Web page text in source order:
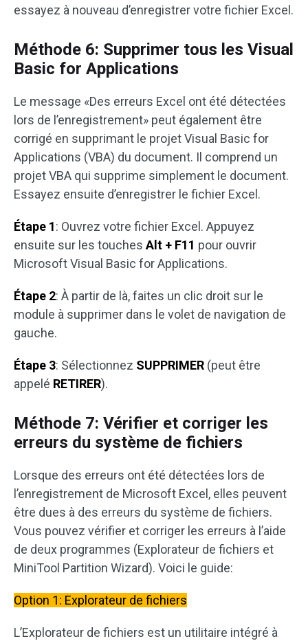
essayez à nouveau d’enregistrer votre fichier Excel.
Méthode 6: Supprimer tous les Visual
Basic for Applications
Le message «Des erreurs Excel ont été détectées
lors de l’enregistrement» peut également être
corrigé en supprimant le projet Visual Basic for
Applications (VBA) du document. Il comprend un
projet VBA qui supprime simplement le document.
Essayez ensuite d’enregistrer le fichier Excel.
Étape 1: Ouvrez votre fichier Excel. Appuyez
ensuite sur les touchesAlt + F11 pour ouvrir
Microsoft Visual Basic for Applications.
Étape 2: À partir de là, faites un clic droit sur le
module à supprimer dans le volet de navigation de
gauche.
Étape 3: Sélectionnez SUPPRIMER (peut être
appelé RETIRER).
Méthode 7: Vérifier et corriger les
erreurs du système de fichiers
Lorsque des erreurs ont été détectées lors de
l’enregistrement de Microsoft Excel, elles peuvent
être dues à des erreurs du système de fichiers.
Vous pouvez vérifier et corriger les erreurs à l’aide
de deux programmes (Explorateur de fichiers et
MiniTool Partition Wizard). Voici le guide:
Option 1: Explorateur de fichiers
L’Explorateur de fichiers est un utilitaire intégré à